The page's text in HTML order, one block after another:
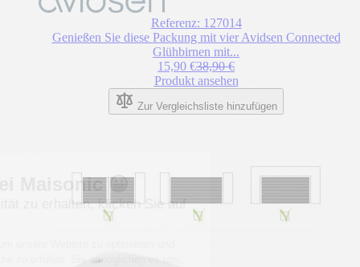
Referenz: 127014
Genießen Sie diese Packung mit vier Avidsen Connected
Glühbirnen mit...
Sonderpreis
15,90 € Regulärer Preis
38,90 €
Produkt ansehen
Zur Vergleichsliste hinzufügen
Willkommen bei Maisonic 😀
Um eine bessere Qualität zu erhalten, klicken Sie auf
Ihre Erwartungen bei der Suche zu erfüllen. Sie ermöglichen es uns,